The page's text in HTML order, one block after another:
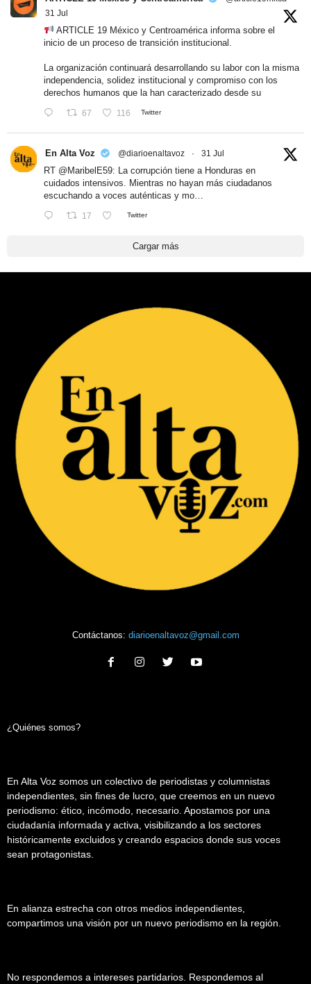
31 Jul
ARTICLE 19 México y Centroamérica informa sobre el
inicio de un proceso de transición institucional.
La organización continuará desarrollando su labor con la misma
independencia, solidez institucional y compromiso con los
derechos humanos que la han caracterizado desde su
67 116 Twitter
En Alta Voz @diarioenaltavoz · 31 Jul
RT @MaribelE59: La corrupción tiene a Honduras en
cuidados intensivos. Mientras no hayan más ciudadanos
escuchando a voces auténticas y mo…
17 Twitter
Cargar más
Contáctanos: diarioenaltavoz@gmail.com
¿Quiénes somos?
En Alta Voz somos un colectivo de periodistas y columnistas
independientes, sin fines de lucro, que creemos en un nuevo
periodismo: ético, incómodo, necesario. Apostamos por una
ciudadanía informada y activa, visibilizando a los sectores
históricamente excluidos y creando espacios donde sus voces
sean protagonistas.
En alianza estrecha con otros medios independientes,
compartimos una visión por un nuevo periodismo en la región.
No respondemos a intereses partidarios. Respondemos al